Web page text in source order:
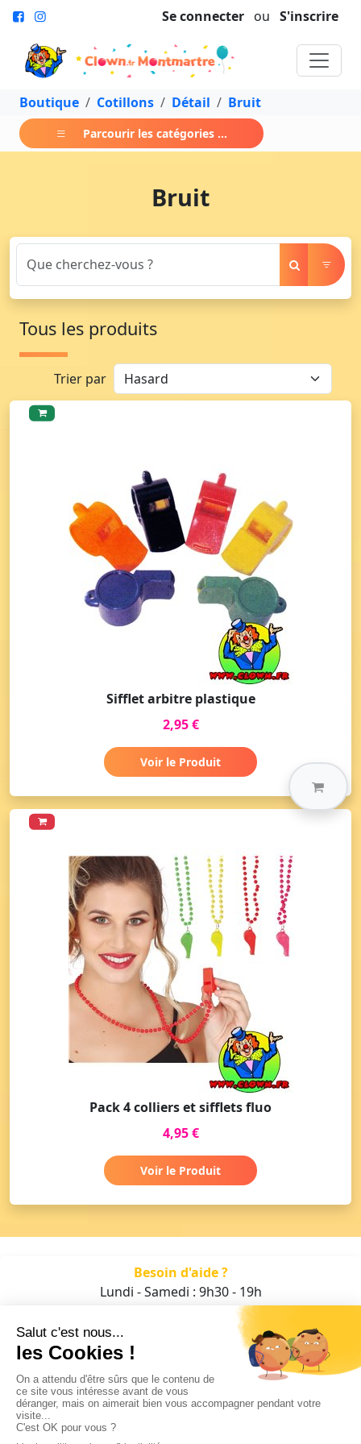
Se connecter ou S'inscrire
Boutique Cotillons Détail Bruit
Parcourir les catégories ...
Bruit
Tous les produits
Trier par
Sifflet arbitre plastique
2,95 €
Voir le Produit
Pack 4 colliers et sifflets fluo
4,95 €
Voir le Produit
Besoin d'aide ?
Lundi - Samedi : 9h30 - 19h